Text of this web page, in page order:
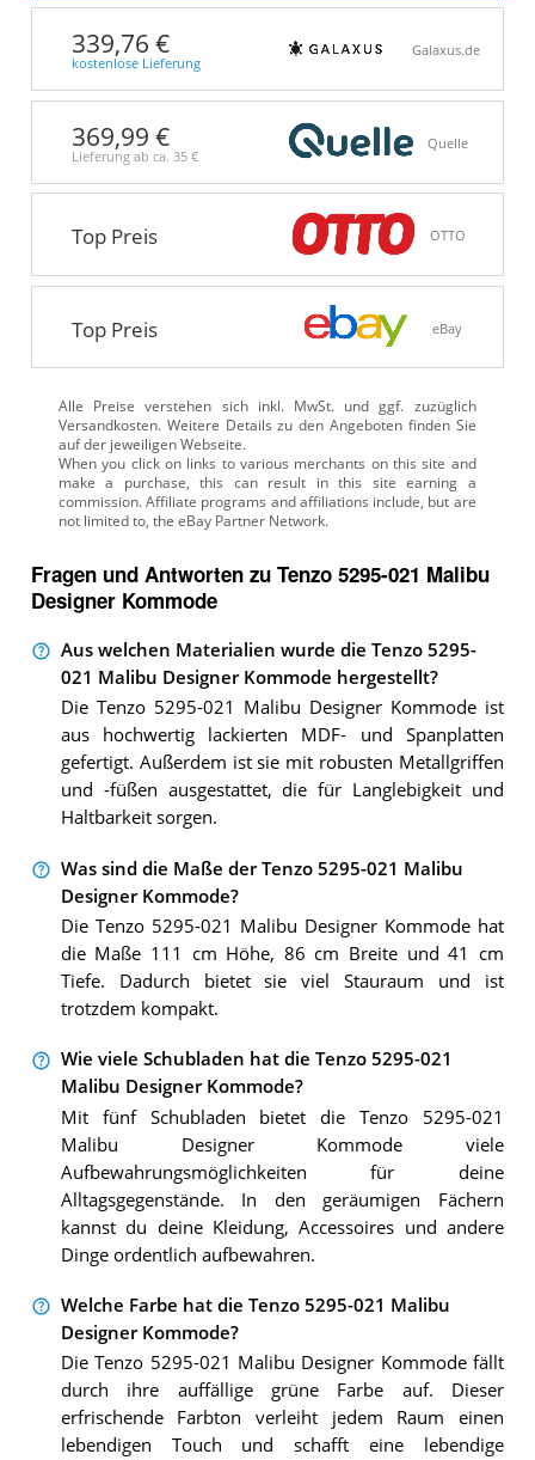
339,76 €
kostenlose Lieferung
Galaxus.de
369,99 €
Lieferung ab ca. 35 €
Quelle
Top Preis OTTO
Top Preis eBay
Alle Preise verstehen sich inkl. MwSt. und ggf. zuzüglich
Versandkosten. Weitere Details zu den Angeboten finden Sie
auf der jeweiligen Webseite.
Fragen und Antworten zu Tenzo 5295-021 Malibu
Designer Kommode
Aus welchen Materialien wurde die Tenzo 5295-
021 Malibu Designer Kommode hergestellt?
Die Tenzo 5295-021 Malibu Designer Kommode ist
aus hochwertig lackierten MDF- und Spanplatten
gefertigt. Außerdem ist sie mit robusten Metallgriffen
und -füßen ausgestattet, die für Langlebigkeit und
Haltbarkeit sorgen.
Was sind die Maße der Tenzo 5295-021 Malibu
Designer Kommode?
Die Tenzo 5295-021 Malibu Designer Kommode hat
die Maße 111 cm Höhe, 86 cm Breite und 41 cm
Tiefe. Dadurch bietet sie viel Stauraum und ist
trotzdem kompakt.
Wie viele Schubladen hat die Tenzo 5295-021
Malibu Designer Kommode?
Mit fünf Schubladen bietet die Tenzo 5295-021
Malibu Designer Kommode viele
Aufbewahrungsmöglichkeiten für deine
Alltagsgegenstände. In den geräumigen Fächern
kannst du deine Kleidung, Accessoires und andere
Dinge ordentlich aufbewahren.
Welche Farbe hat die Tenzo 5295-021 Malibu
Designer Kommode?
Die Tenzo 5295-021 Malibu Designer Kommode fällt
durch ihre auffällige grüne Farbe auf. Dieser
erfrischende Farbton verleiht jedem Raum einen
lebendigen Touch und schafft eine lebendige